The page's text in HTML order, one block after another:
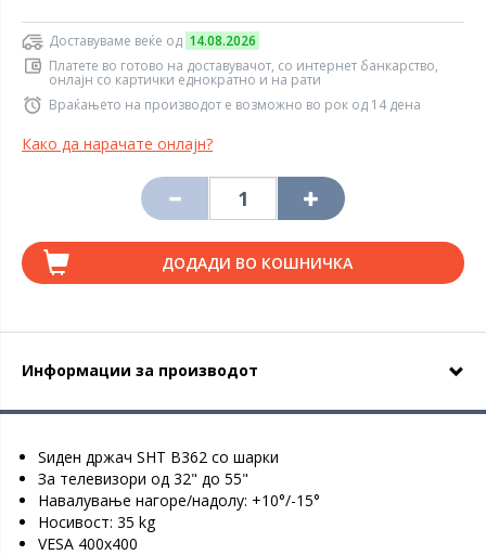
Доставуваме веќе од 14.08.2026
Платете во готово на доставувачот, со интернет банкарство,
онлајн со картички еднократно и на рати
Враќањето на производот е возможно во рок од 14 дена
Како да нарачате онлајн?
ДОДАДИ ВО КОШНИЧКА
Информации за производот
Ѕиден држач SHT B362 со шарки
За телевизори од 32" до 55"
Навалување нагоре/надолу: +10°/-15°
Носивост: 35 kg
VESA 400x400